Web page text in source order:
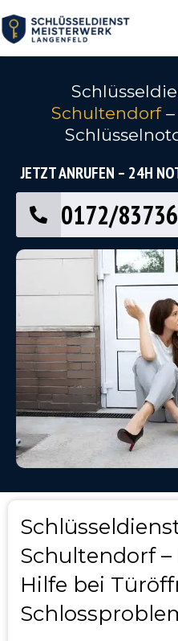
Schultendorf
JETZT ANRUFEN – 24H
0172/
Schultendorf –
Hilfe bei